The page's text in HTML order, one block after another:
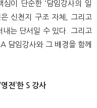
이 단순한 ‘담임강사의 일
신천지 구조 자체, 그리고
는 단서일 수 있다. 그리고
담임강사와 그 배경을 함께
전’한 S 강사